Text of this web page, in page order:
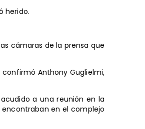
herido.
cámaras de la prensa que
confirmó Anthony Guglielmi,
a una reunión en la
en el complejo